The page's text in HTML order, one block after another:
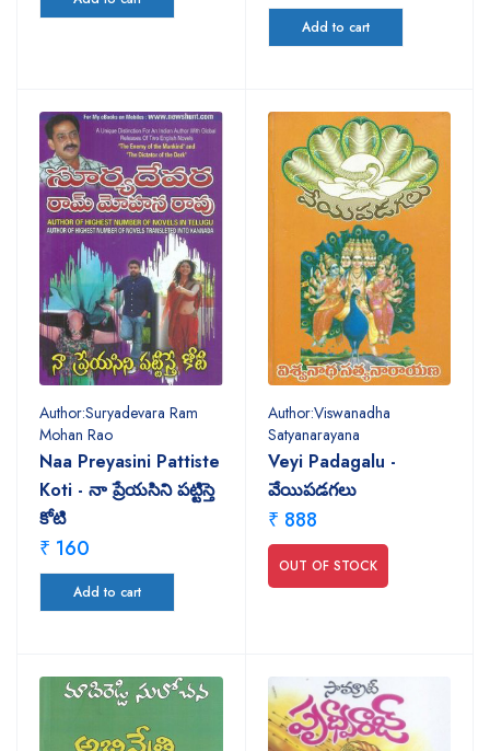
Add to cart
Author:Suryadevara Ram
Mohan Rao
Naa Preyasini Pattiste
Koti - నా ప్రేయసిని పట్టిస్తె
కోటి
₹ 160
Add to cart
Author:Viswanadha
Satyanarayana
Veyi Padagalu -
వేయిపడగలు
₹ 888
OUT OF STOCK